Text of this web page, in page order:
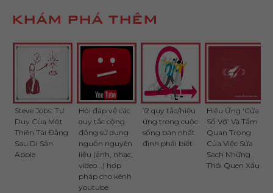
KHÁM PHÁ THÊM
Steve Jobs: Tư
Duy Của Một
Thiên Tài Đằng
Sau Di Sản
Apple
Hỏi đáp về các
quy tắc cộng
đồng sử dụng
nguồn nguyên
liệu (ảnh, nhạc,
video...) hợp
pháp cho kênh
youtube
12 quy tắc/hiệu
ứng trong cuộc
sống bạn nhất
định phải biết
Hiệu Ứng ‘Cửa
Sổ Vỡ’ Và Tầm
Quan Trọng
Của Việc Sửa
Sạch Những
Thói Quen Xấu